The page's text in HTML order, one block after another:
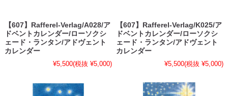
【607】Rafferel-Verlag/A028/ア
ドベントカレンダー/ローソクシ
ェード・ランタン/アドヴェント
カレンダー
¥5,500(税抜 ¥5,000)
【607】Rafferel-Verlag/K025/ア
ドベントカレンダー/ローソクシ
ェード・ランタン/アドヴェント
カレンダー
¥5,500(税抜 ¥5,000)